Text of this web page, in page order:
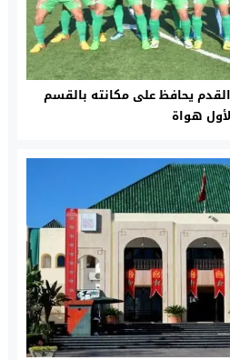
يحافظ على مكانته بالقسم
هواة